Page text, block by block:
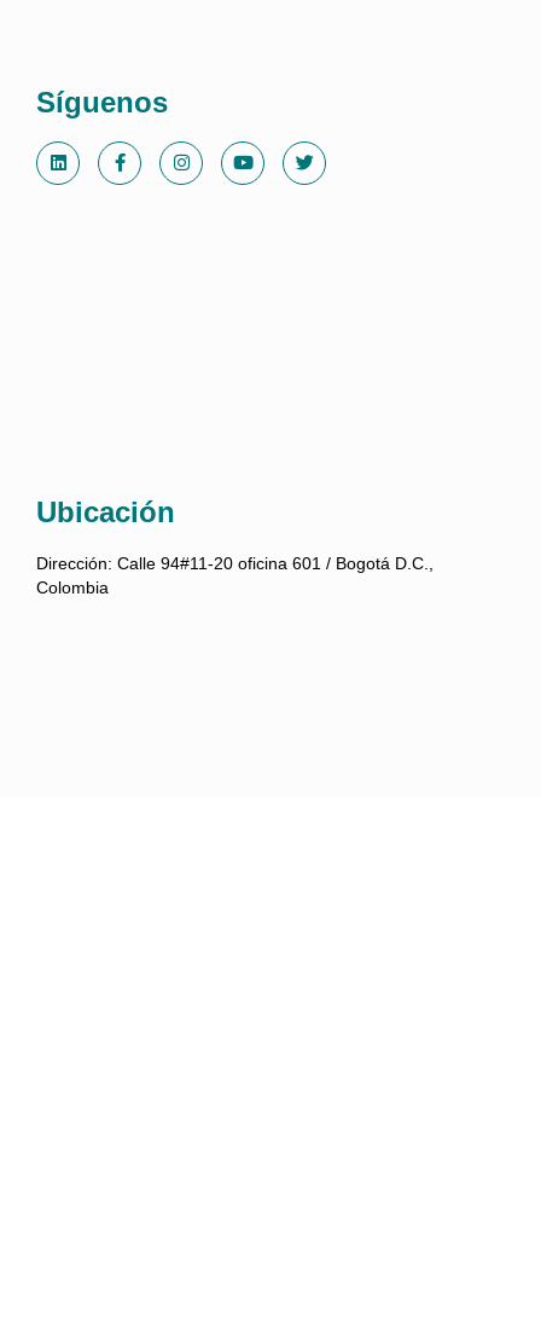
Ubicación
Dirección: Calle 94#11-20 oficina 601 / Bogotá D.C.,
Colombia
Síguenos